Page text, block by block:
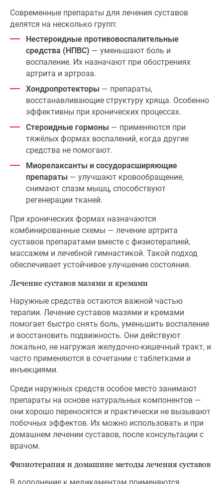
Современные препараты для лечения суставов
делятся на несколько групп:
Нестероидные противовоспалительные
средства (НПВС) — уменьшают боль и
воспаление. Их назначают при обострениях
артрита и артроза.
Хондропротекторы — препараты,
восстанавливающие структуру хряща. Особенно
эффективны при хронических процессах.
Стероидные гормоны — применяются при
тяжёлых формах воспалений, когда другие
средства не помогают.
Миорелаксанты и сосудорасширяющие
препараты — улучшают кровообращение,
снимают спазм мышц, способствуют
регенерации тканей.
При хронических формах назначаются
комбинированные схемы — лечение артрита
суставов препаратами вместе с физиотерапией,
массажем и лечебной гимнастикой. Такой подход
обеспечивает устойчивое улучшение состояния.
Лечение суставов мазями и кремами
Наружные средства остаются важной частью
терапии. Лечение суставов мазями и кремами
помогает быстро снять боль, уменьшить воспаление
и восстановить подвижность. Они действуют
локально, не нагружая желудочно-кишечный тракт, и
часто применяются в сочетании с таблетками и
инъекциями.
Среди наружных средств особое место занимают
препараты на основе натуральных компонентов —
они хорошо переносятся и практически не вызывают
побочных эффектов. Их можно использовать и при
домашнем лечении суставов, после консультации с
врачом.
Физиотерапия и домашние методы лечения суставов